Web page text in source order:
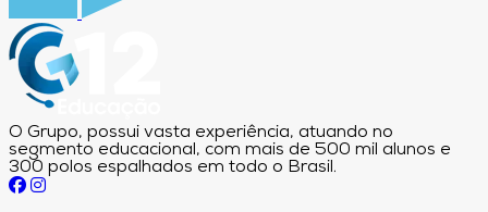
O Grupo, possui vasta experiência, atuando no
segmento educacional, com mais de 500 mil alunos e
300 polos espalhados em todo o Brasil.